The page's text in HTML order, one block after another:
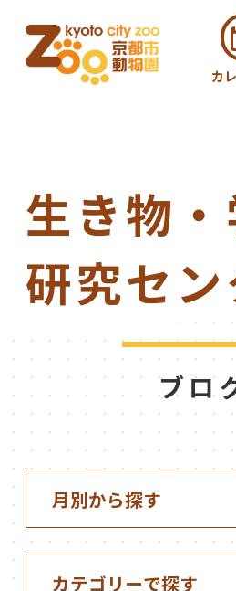
カ
生き物・
研究セン
ブロ